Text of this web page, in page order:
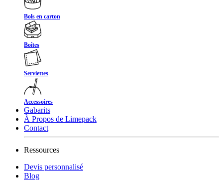
Bols en carton
Boîtes
Serviettes
Accessoires
Gabarits
À Propos de Limepack
Contact
Ressources
Devis personnalisé
Blog